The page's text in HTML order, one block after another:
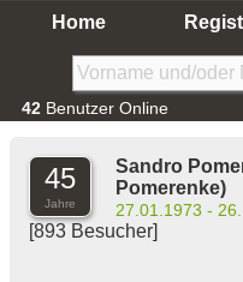
Home
42 Benutzer Online
45
Jahre
Sandro
Pomerenke)
27.01.1973 -
[893 Besucher]